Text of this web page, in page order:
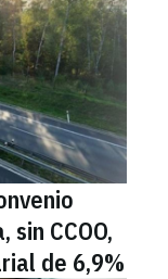
CCOO,
de 6,9%